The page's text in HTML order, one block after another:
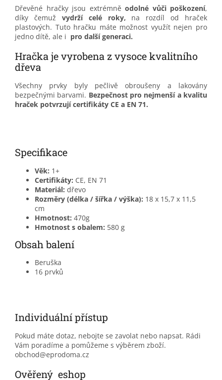
Dřevěné hračky jsou extrémně odolné vůči poškození,
díky čemuž vydrží celé roky, na rozdíl od hraček
plastových. Tuto hračku máte možnost využít nejen pro
jedno dítě, ale i pro další generaci.
Hračka je vyrobena z vysoce kvalitního
dřeva
Všechny prvky byly pečlivě obroušeny a lakovány
bezpečnými barvami. Bezpečnost pro nejmenší a kvalitu
hraček potvrzují certifikáty CE a EN 71.
Specifikace
Věk: 1+
Certifikáty: CE, EN 71
Materiál: dřevo
Rozměry (délka / šířka / výška): 18 x 15,7 x 11,5
cm
Hmotnost: 470g
Hmotnost s obalem: 580 g
Obsah balení
Beruška
16 prvků
Individuální přístup
Pokud máte dotaz, nebojte se zavolat nebo napsat. Rádi
Vám poradíme a pomůžeme s výběrem zboží.
obchod@eprodoma.cz
Ověřený eshop